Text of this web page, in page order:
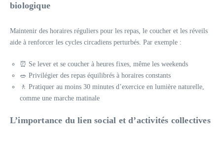
biologique
Maintenir des horaires réguliers pour les repas, le coucher et les réveils
aide à renforcer les cycles circadiens perturbés. Par exemple :
⏰ Se lever et se coucher à heures fixes, même les weekends
🥗 Privilégier des repas équilibrés à horaires constants
🚶 Pratiquer au moins 30 minutes d’exercice en lumière naturelle,
comme une marche matinale
L’importance du lien social et d’activités collectives